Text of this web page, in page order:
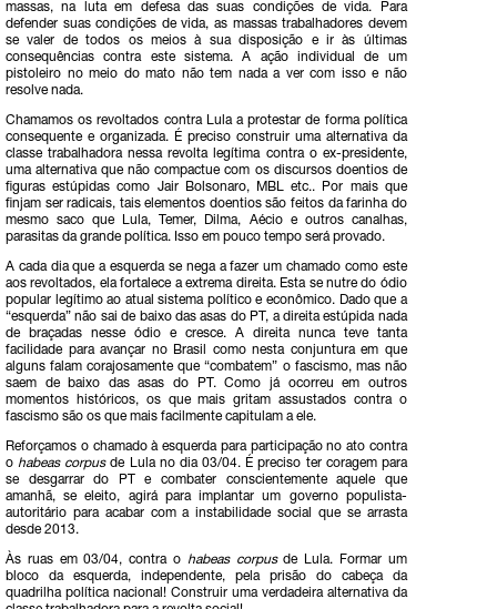
massas, na luta em defesa das suas condições de vida. Para
defender suas condições de vida, as massas trabalhadores devem
se valer de todos os meios à sua disposição e ir às últimas
consequências contra este sistema. A ação individual de um
pistoleiro no meio do mato não tem nada a ver com isso e não
resolve nada.
Chamamos os revoltados contra Lula a protestar de forma política
consequente e organizada. É preciso construir uma alternativa da
classe trabalhadora nessa revolta legítima contra o ex-presidente,
uma alternativa que não compactue com os discursos doentios de
figuras estúpidas como Jair Bolsonaro, MBL etc.. Por mais que
finjam ser radicais, tais elementos doentios são feitos da farinha do
mesmo saco que Lula, Temer, Dilma, Aécio e outros canalhas,
parasitas da grande política. Isso em pouco tempo será provado.
A cada dia que a esquerda se nega a fazer um chamado como este
aos revoltados, ela fortalece a extrema direita. Esta se nutre do ódio
popular legítimo ao atual sistema político e econômico. Dado que a
“esquerda” não sai de baixo das asas do PT, a direita estúpida nada
de braçadas nesse ódio e cresce. A direita nunca teve tanta
facilidade para avançar no Brasil como nesta conjuntura em que
alguns falam corajosamente que “combatem” o fascismo, mas não
saem de baixo das asas do PT. Como já ocorreu em outros
momentos históricos, os que mais gritam assustados contra o
fascismo são os que mais facilmente capitulam a ele.
Reforçamos o chamado à esquerda para participação no ato contra
ohabeas corpusde Lula no dia 03/04. É preciso ter coragem para
se desgarrar do PT e combater conscientemente aquele que
amanhã, se eleito, agirá para implantar um governo populista-
autoritário para acabar com a instabilidade social que se arrasta
desde 2013.
Às ruas em 03/04, contra o habeas corpusde Lula. Formar um
bloco da esquerda, independente, pela prisão do cabeça da
quadrilha política nacional! Construir uma verdadeira alternativa da